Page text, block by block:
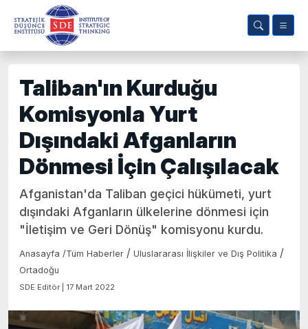
Taliban'ın Kurduğu
Komisyonla Yurt
Dışındaki Afganların
Dönmesi İçin Çalışılacak
Afganistan'da Taliban geçici hükümeti, yurt
dışındaki Afganların ülkelerine dönmesi için
"İletişim ve Geri Dönüş" komisyonu kurdu.
Anasayfa /Tüm Haberler / Uluslararası İlişkiler ve Dış Politika /
Ortadoğu
SDE Editör | 17 Mart 2022